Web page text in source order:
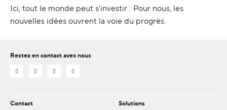
Ici, tout le monde peut s'investir : Pour nous, les
nouvelles idées ouvrent la voie du progrès.
Restez en contact avec nous
Contact Solutions